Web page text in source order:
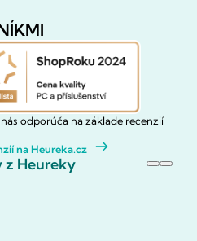
odporúča na základe recenzií
na Heureka.cz
z Heureky